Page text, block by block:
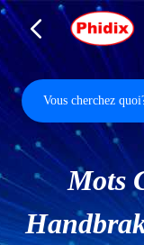
Mots